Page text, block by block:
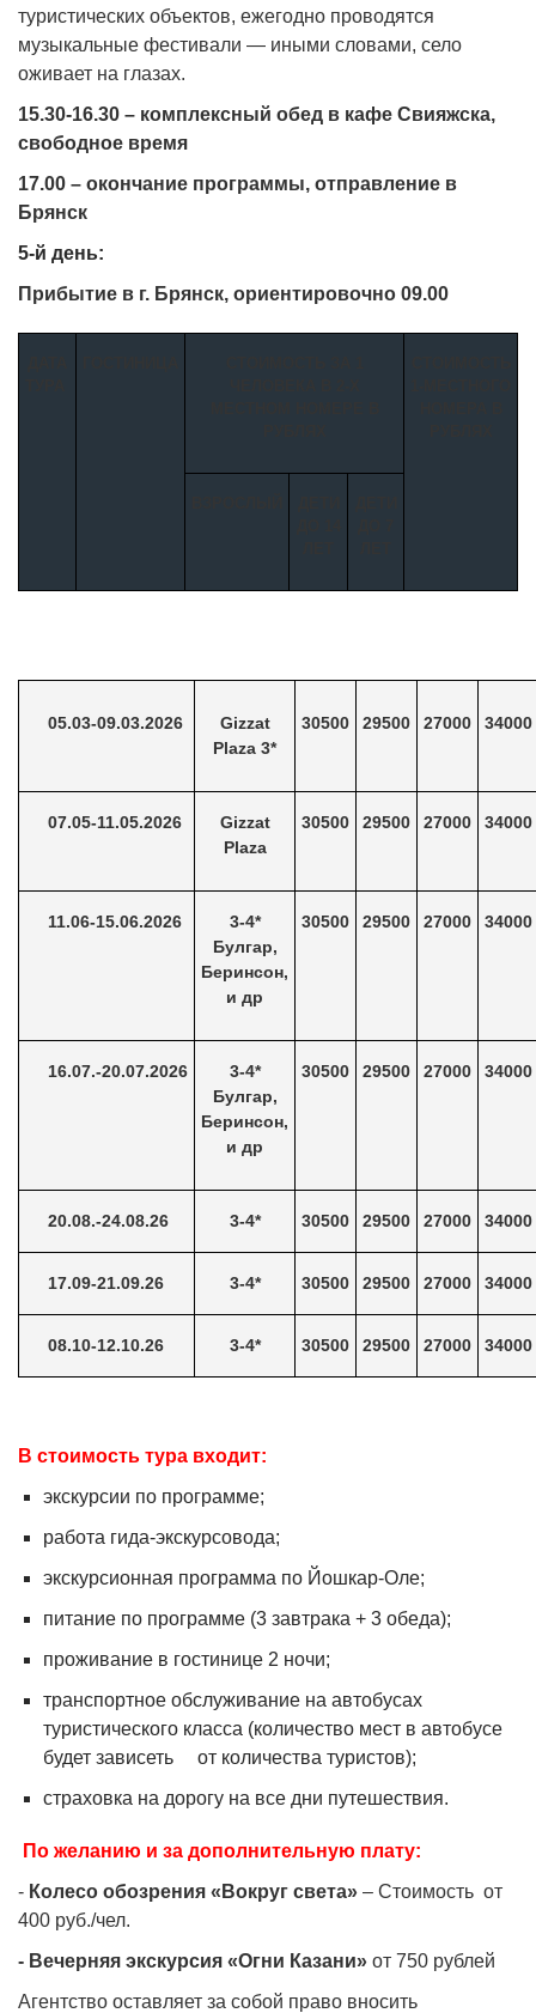
туристических объектов, ежегодно проводятся
музыкальные фестивали — иными словами, село
оживает на глазах.
15.30-16.30 – комплексный обед в кафе Свияжска,
свободное время
17.00 – окончание программы, отправление в
Брянск
5-й день:
Прибытие в г. Брянск, ориентировочно 09.00
05.03-09.03.2026
Gizzat
Plaza 3*
30500 29500 27000 34000
07.05-11.05.2026
Gizzat
Plaza
30500 29500 27000 34000
11.06-15.06.2026
3-4*
Булгар,
Беринсон,
и др
30500 29500 27000 34000
16.07.-20.07.2026
3-4*
Булгар,
Беринсон,
и др
30500 29500 27000 34000
20.08.-24.08.26 3-4* 30500 29500 27000 34000
17.09-21.09.26 3-4* 30500 29500 27000 34000
08.10-12.10.26 3-4* 30500 29500 27000 34000
В стоимость тура входит:
экскурсии по программе;
работа гида-экскурсовода;
экскурсионная программа по Йошкар-Оле;
питание по программе (3 завтрака + 3 обеда);
проживание в гостинице 2 ночи;
транспортное обслуживание на автобусах
туристического класса (количество мест в автобусе
будет зависеть от количества туристов);
страховка на дорогу на все дни путешествия.
По желанию и за дополнительную плату:
- Колесо обозрения «Вокруг света» – Стоимость от
400 руб./чел.
- Вечерняя экскурсия «Огни Казани» от 750 рублей
Агентство оставляет за собой право вносить